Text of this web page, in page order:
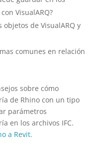
VisualARQ?
objetos de VisualARQ y
comunes en relación
sobre cómo
de Rhino con un tipo
parámetros
en los archivos IFC.
a Revit.